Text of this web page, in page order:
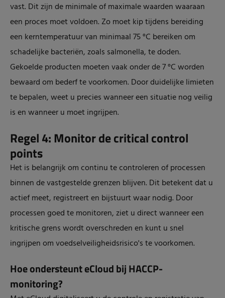
vast. Dit zijn de minimale of maximale waarden waaraan
een proces moet voldoen. Zo moet kip tijdens bereiding
een kerntemperatuur van minimaal 75 °C bereiken om
schadelijke bacteriën, zoals salmonella, te doden.
Gekoelde producten moeten vaak onder de 7 °C worden
bewaard om bederf te voorkomen. Door duidelijke limieten
te bepalen, weet u precies wanneer een situatie nog veilig
is en wanneer u moet ingrijpen.
Regel 4: Monitor de critical control
points
Het is belangrijk om continu te controleren of processen
binnen de vastgestelde grenzen blijven. Dit betekent dat u
actief meet, registreert en bijstuurt waar nodig. Door
processen goed te monitoren, ziet u direct wanneer een
kritische grens wordt overschreden en kunt u snel
ingrijpen om voedselveiligheidsrisico's te voorkomen.
Hoe ondersteunt eCloud bij HACCP-
monitoring?